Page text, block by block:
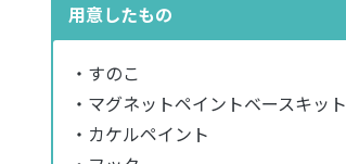
用意したもの
・すのこ
・マグネットペイントベースキット
・カケルペイント